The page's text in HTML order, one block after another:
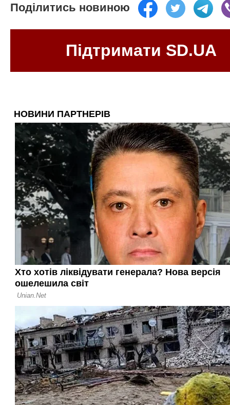
Поділитись новиною
Підтримати SD.UA